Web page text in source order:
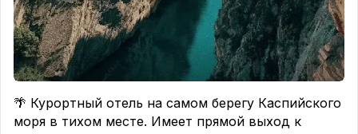
🌴 Курортный отель на самом берегу Каспийского
моря в тихом месте. Имеет прямой выход к